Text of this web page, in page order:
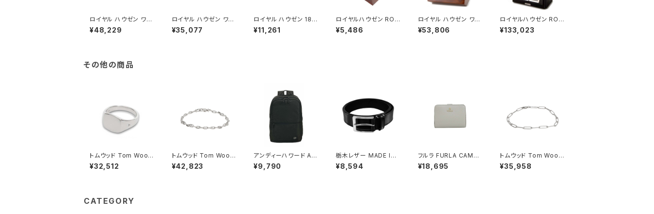
ロイヤル ハウゼン ワイ
ンダー ワインディングマ
シーン 8本巻き 9本収
¥48,229
ロイヤル ハウゼン ワイ
ンダー ワインディングマ
シーン 6本巻き GC03
¥35,077
ロイヤル ハウゼン 18本
収納 腕時計収納ケース
GC02-TP-18 ブラック
¥11,261
ロイヤルハウゼン ROY
AL HAUSEN 腕時計
コレクション 10本収納
¥5,486
ロイヤル ハウゼン ワイ
ンダー ワインディングマ
シーン 8本巻き 5本収
¥53,806
ロイヤルハウゼン ROY
AL HAUSEN LED液晶
パネル12本ワインダー
¥133,023
その他の商品
トムウッド Tom Wood
Mini Cushion リング 1
00771-50 シルバー
¥32,512
トムウッド Tom Wood
Cable Bracelet ブレ
スレット 100087-65
¥42,823
アンディーハワード AN
DY HAWARD ビジネス
リュック 30L 大容量 2
¥9,790
栃木レザー MADE IN
JAPAN ベルト 本革 日
本製 メイドインジャパ
¥8,594
フルラ FURLA CAMEL
IA S COMPACT WAL
LETS 二つ折り財布 w
¥18,695
トムウッド Tom Wood
Box Bracelet ブレス
レット 100066-70 シ
¥35,958
CATEGORY